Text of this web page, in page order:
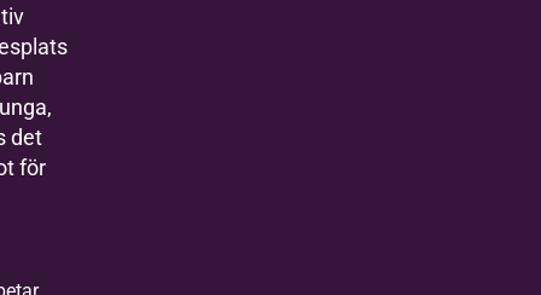
det
för